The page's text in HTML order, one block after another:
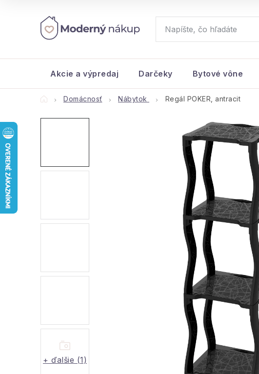
Akcie a výpredaj Darčeky Bytové vône
DomovDomácnosť Nábytok Regál POKER, antracit
+ ďalšie (1)